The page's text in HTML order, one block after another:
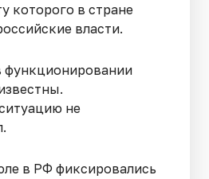
которого в стране
власти.
функционировании
не
в РФ фиксировались